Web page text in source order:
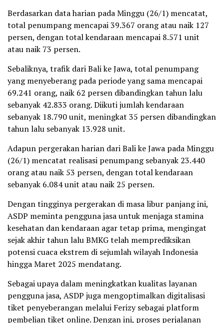
Berdasarkan data harian pada Minggu (26/1) mencatat,
total penumpang mencapai 39.367 orang atau naik 127
persen, dengan total kendaraan mencapai 8.571 unit
atau naik 73 persen.
Sebaliknya, trafik dari Bali ke Jawa, total penumpang
yang menyeberang pada periode yang sama mencapai
69.241 orang, naik 62 persen dibandingkan tahun lalu
sebanyak 42.833 orang. Diikuti jumlah kendaraan
sebanyak 18.790 unit, meningkat 35 persen dibandingkan
tahun lalu sebanyak 13.928 unit.
Adapun pergerakan harian dari Bali ke Jawa pada Minggu
(26/1) mencatat realisasi penumpang sebanyak 23.440
orang atau naik 53 persen, dengan total kendaraan
sebanyak 6.084 unit atau naik 25 persen.
Dengan tingginya pergerakan di masa libur panjang ini,
ASDP meminta pengguna jasa untuk menjaga stamina
kesehatan dan kendaraan agar tetap prima, mengingat
sejak akhir tahun lalu BMKG telah memprediksikan
potensi cuaca ekstrem di sejumlah wilayah Indonesia
hingga Maret 2025 mendatang.
Sebagai upaya dalam meningkatkan kualitas layanan
pengguna jasa, ASDP juga mengoptimalkan digitalisasi
tiket penyeberangan melalui Ferizy sebagai platform
pembelian tiket online. Dengan ini, proses perjalanan